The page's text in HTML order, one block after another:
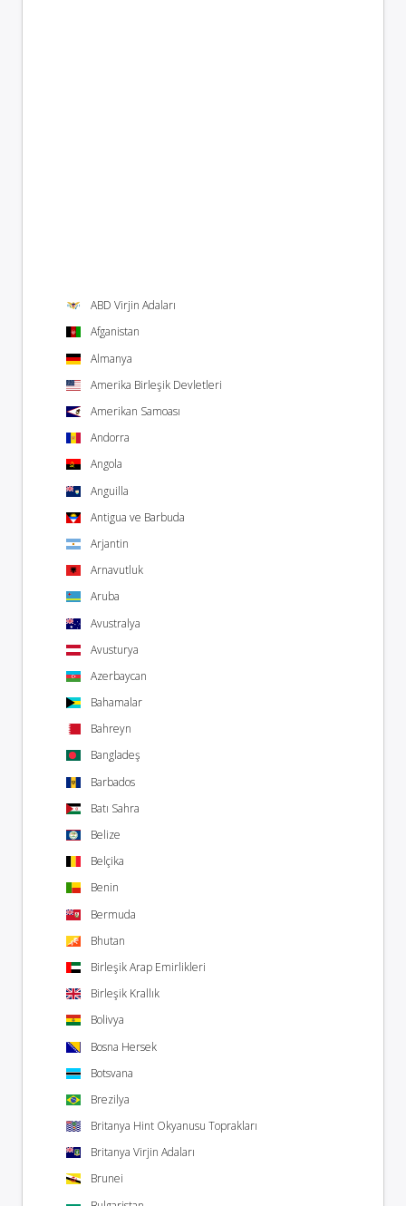
ABD Virjin Adaları
Afganistan
Almanya
Amerika Birleşik Devletleri
Amerikan Samoası
Andorra
Angola
Anguilla
Antigua ve Barbuda
Arjantin
Arnavutluk
Aruba
Avustralya
Avusturya
Azerbaycan
Bahamalar
Bahreyn
Bangladeş
Barbados
Batı Sahra
Belize
Belçika
Benin
Bermuda
Bhutan
Birleşik Arap Emirlikleri
Birleşik Krallık
Bolivya
Bosna Hersek
Botsvana
Brezilya
Britanya Hint Okyanusu Toprakları
Britanya Virjin Adaları
Brunei